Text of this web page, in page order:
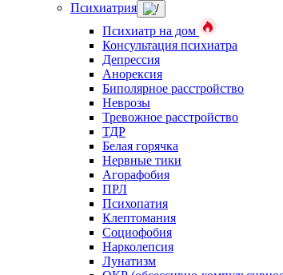
Психиатрия
Психиатр на дом
Консультация психиатра
Депрессия
Анорексия
Биполярное расстройство
Неврозы
Тревожное расстройство
ТДР
Белая горячка
Нервные тики
Агорафобия
ПРЛ
Психопатия
Клептомания
Социофобия
Нарколепсия
Лунатизм